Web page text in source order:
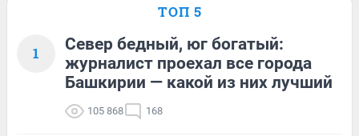
ТОП 5
1
Север бедный, юг богатый:
журналист проехал все города
Башкирии — какой из них лучший
105 868 168